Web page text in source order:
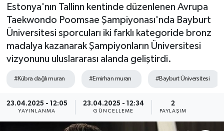
Estonya'nın Tallinn kentinde düzenlenen Avrupa
Taekwondo Poomsae Şampiyonası'nda Bayburt
Üniversitesi sporcuları iki farklı kategoride bronz
madalya kazanarak Şampiyonların Üniversitesi
vizyonunu uluslararası alanda geliştirdi.
#Kübra dağlı muran #Emirhan muran #Bayburt Üniversitesi
23.04.2025 - 12:05
YAYINLANMA
23.04.2025 - 12:34
GÜNCELLEME
2
PAYLAŞIM
Son Dakika Haberleri
Haber Arşivi